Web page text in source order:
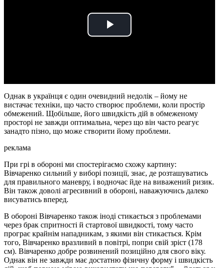
Play
Однак в українця є один очевидний недолік – йому не
вистачає техніки, що часто створює проблеми, коли простір
обмежений. Щобільше, його швидкість дій в обмеженому
просторі не завжди оптимальна, через що він часто реагує
занадто пізно, що може створити йому проблеми.
реклама
При грі в обороні ми спостерігаємо схожу картину:
Вівчаренко сильний у виборі позиції, знає, де розташуватись
для правильного маневру, і водночас йде на виважений ризик.
Він також доволі агресивний в обороні, наважуючись далеко
висуватись вперед.
В обороні Вівчаренко також іноді стикається з проблемами
через брак спритності й стартової швидкості, тому часто
програє крайнім нападникам, з якими він стикається. Крім
того, Вівчаренко вразливий в повітрі, попри свій зріст (178
см). Вівчаренко добре розвинений позиційно для свого віку.
Однак він не завжди має достатню фізичну форму і швидкість